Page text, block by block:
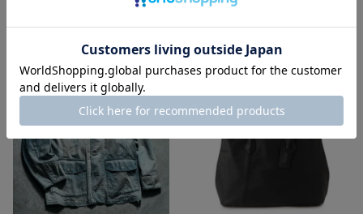
BARNEYS NEW YORK by ANC
ロゴ入りPVC保冷トートバッ
¥6,600